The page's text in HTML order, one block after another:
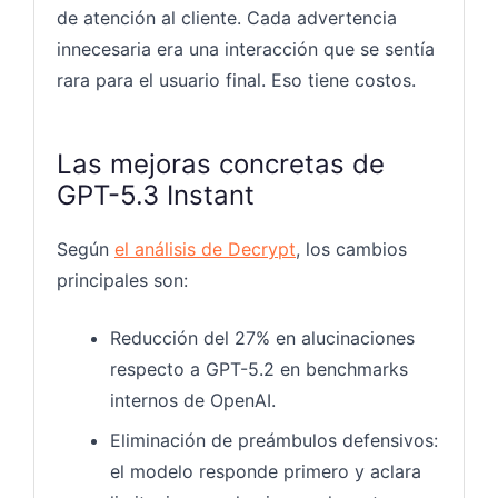
de atención al cliente. Cada advertencia
innecesaria era una interacción que se sentía
rara para el usuario final. Eso tiene costos.
Las mejoras concretas de
GPT-5.3 Instant
Según el análisis de Decrypt, los cambios
principales son:
Reducción del 27% en alucinaciones
respecto a GPT-5.2 en benchmarks
internos de OpenAI.
Eliminación de preámbulos defensivos:
el modelo responde primero y aclara